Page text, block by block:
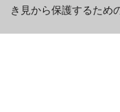
き見から保護するため